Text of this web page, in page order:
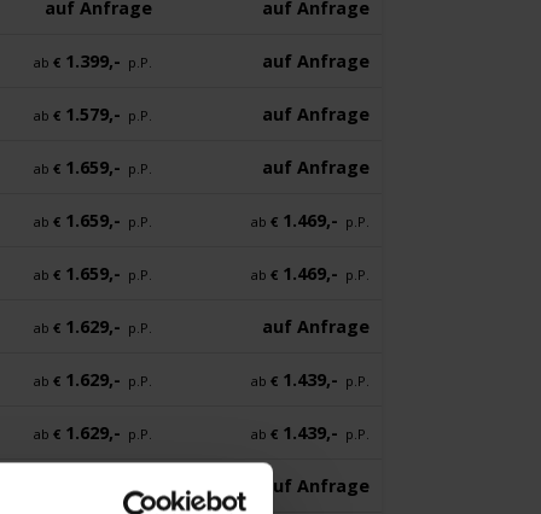
auf Anfrage auf Anfrage
ab € 1.399,- p.P. auf Anfrage
ab € 1.579,- p.P. auf Anfrage
ab € 1.659,- p.P. auf Anfrage
ab € 1.659,- p.P. ab € 1.469,- p.P.
ab € 1.659,- p.P. ab € 1.469,- p.P.
ab € 1.629,- p.P. auf Anfrage
ab € 1.629,- p.P. ab € 1.439,- p.P.
ab € 1.629,- p.P. ab € 1.439,- p.P.
p.P. auf Anfrage